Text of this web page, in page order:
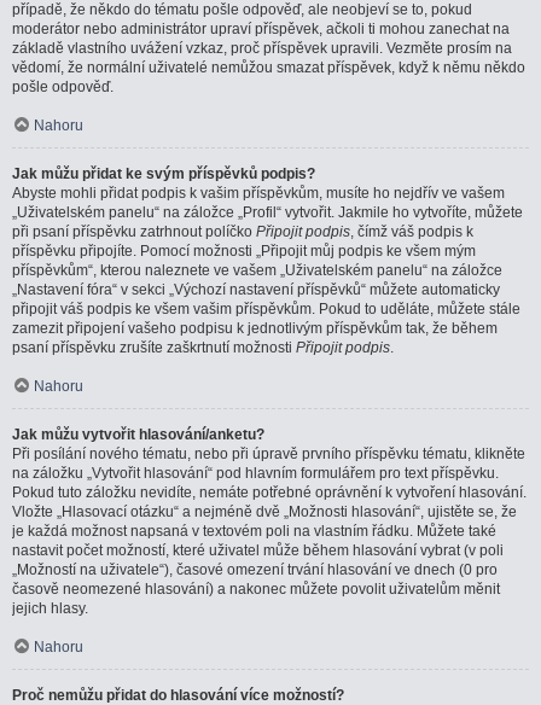
případě, že někdo do tématu pošle odpověď, ale neobjeví se to, pokud
moderátor nebo administrátor upraví příspěvek, ačkoli ti mohou zanechat na
základě vlastního uvážení vzkaz, proč příspěvek upravili. Vezměte prosím na
vědomí, že normální uživatelé nemůžou smazat příspěvek, když k němu někdo
pošle odpověď.
Nahoru
Jak můžu přidat ke svým příspěvků podpis?
Abyste mohli přidat podpis k vašim příspěvkům, musíte ho nejdřív ve vašem
„Uživatelském panelu“ na záložce „Profil“ vytvořit. Jakmile ho vytvoříte, můžete
při psaní příspěvku zatrhnout políčko Připojit podpis, čímž váš podpis k
příspěvku připojíte. Pomocí možnosti „Připojit můj podpis ke všem mým
příspěvkům“, kterou naleznete ve vašem „Uživatelském panelu“ na záložce
„Nastavení fóra“ v sekci „Výchozí nastavení příspěvků“ můžete automaticky
připojit váš podpis ke všem vašim příspěvkům. Pokud to uděláte, můžete stále
zamezit připojení vašeho podpisu k jednotlivým příspěvkům tak, že během
psaní příspěvku zrušíte zaškrtnutí možnosti Připojit podpis.
Nahoru
Jak můžu vytvořit hlasování/anketu?
Při posílání nového tématu, nebo při úpravě prvního příspěvku tématu, klikněte
na záložku „Vytvořit hlasování“ pod hlavním formulářem pro text příspěvku.
Pokud tuto záložku nevidíte, nemáte potřebné oprávnění k vytvoření hlasování.
Vložte „Hlasovací otázku“ a nejméně dvě „Možnosti hlasování“, ujistěte se, že
je každá možnost napsaná v textovém poli na vlastním řádku. Můžete také
nastavit počet možností, které uživatel může během hlasování vybrat (v poli
„Možností na uživatele“), časové omezení trvání hlasování ve dnech (0 pro
časově neomezené hlasování) a nakonec můžete povolit uživatelům měnit
jejich hlasy.
Nahoru
Proč nemůžu přidat do hlasování více možností?